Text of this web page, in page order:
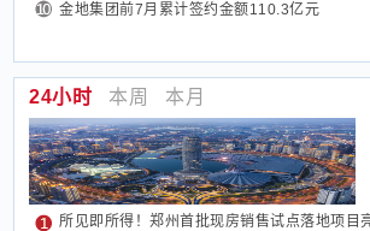
金地集团前7月累计签约金额110.3亿元
24小时 本周 本月
所见即所得！郑州首批现房销售试点落地项目